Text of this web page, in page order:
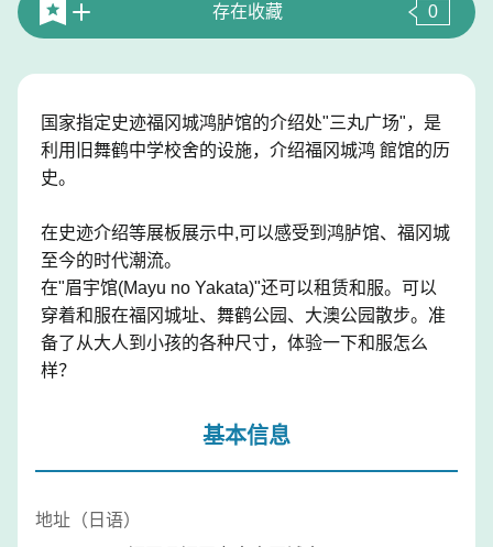
存在收藏 0
国家指定史迹福冈城鸿胪馆的介绍处"三丸广场"，是
利用旧舞鹤中学校舍的设施，介绍福冈城鸿 館馆的历
史。
在史迹介绍等展板展示中,可以感受到鸿胪馆、福冈城
至今的时代潮流。
在"眉宇馆(Mayu no Yakata)"还可以租赁和服。可以
穿着和服在福冈城址、舞鹤公园、大澳公园散步。准
备了从大人到小孩的各种尺寸，体验一下和服怎么
样？
基本信息
地址（日语）